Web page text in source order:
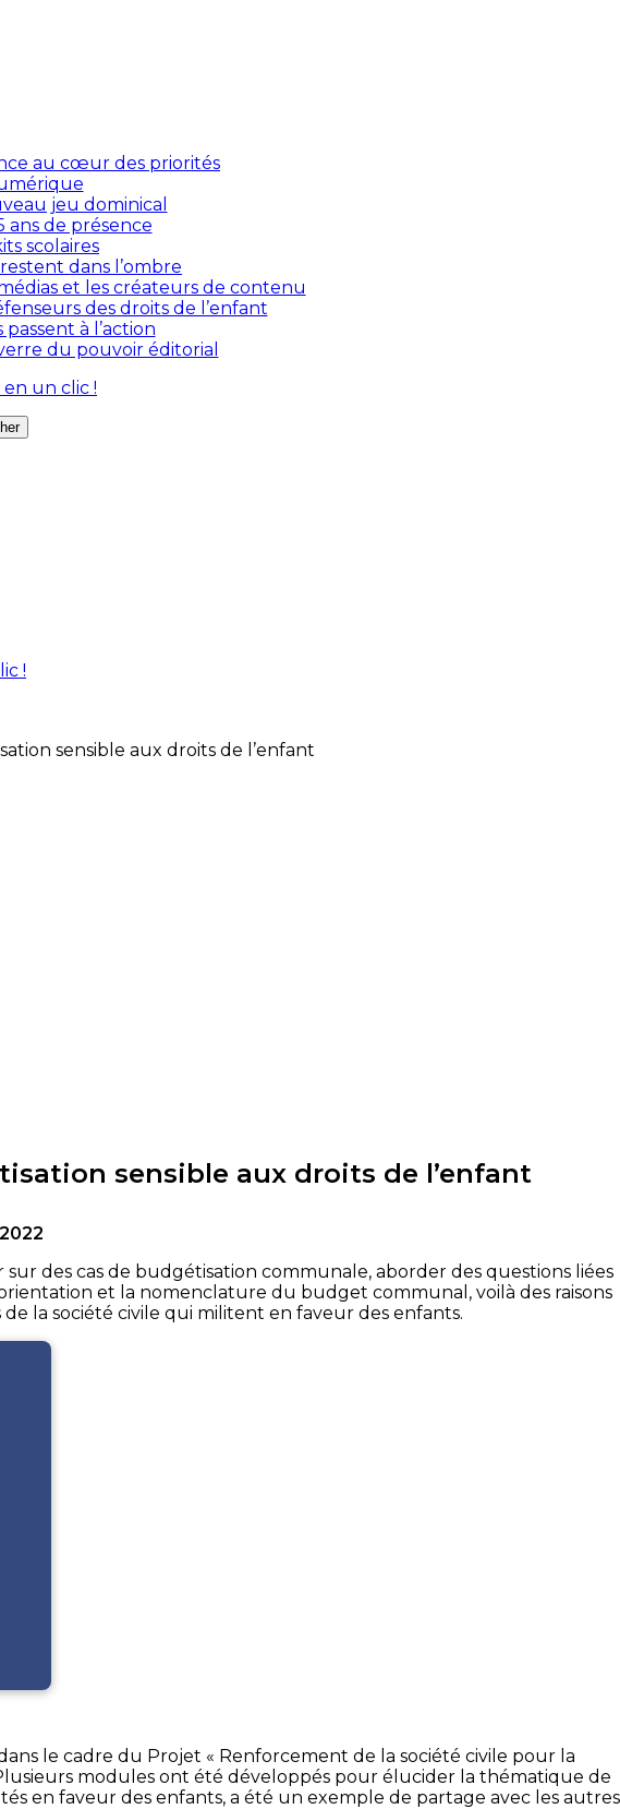
au cœur des priorités
jeu dominical
ans de présence
scolaires
dans l’ombre
et les créateurs de contenu
des droits de l’enfant
à l’action
du pouvoir éditorial
un clic !
sensible aux droits de l’enfant
sensible aux droits de l’enfant
des cas de budgétisation communale, aborder des questions liées
et la nomenclature du budget communal, voilà des raisons
la société civile qui militent en faveur des enfants.
le cadre du Projet « Renforcement de la société civile pour la
modules ont été développés pour élucider la thématique de
en faveur des enfants, a été un exemple de partage avec les autres